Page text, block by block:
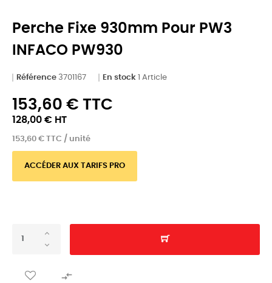
Perche Fixe 930mm Pour PW3
INFACO PW930
Référence 3701167 En stock 1 Article
153,60 € TTC
128,00 € HT
153,60 € TTC / unité
ACCÉDER AUX TARIFS PRO
